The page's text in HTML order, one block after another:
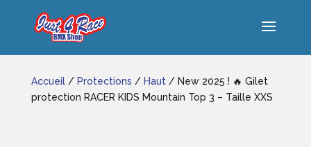
Accueil/ Protections / Haut/ New 2025 ! 🔥 Gilet
protection RACER KIDS Mountain Top 3 – Taille XXS